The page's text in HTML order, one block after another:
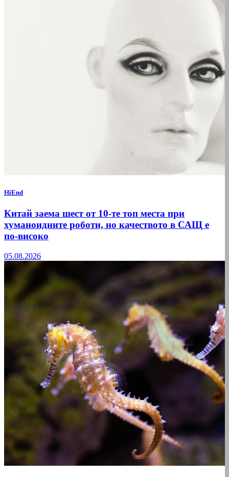
HiEnd
Китай заема шест от 10-те топ места при
хуманоидните роботи, но качеството в САЩ е
по-високо
05.08.2026